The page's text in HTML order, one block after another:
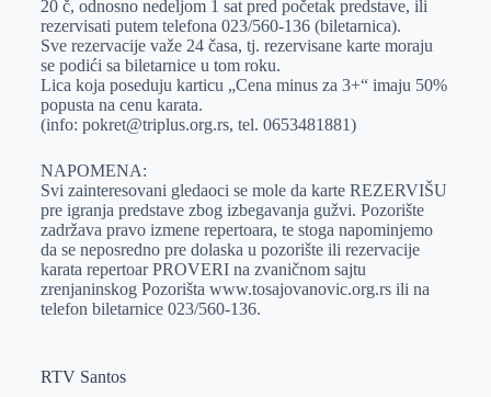
20 č, odnosno nedeljom 1 sat pred početak predstave, ili
rezervisati putem telefona 023/560-136 (biletarnica).
Sve rezervacije važe 24 časa, tj. rezervisane karte moraju
se podići sa biletarnice u tom roku.
Lica koja poseduju karticu „Cena minus za 3+“ imaju 50%
popusta na cenu karata.
(info: pokret@triplus.org.rs, tel. 0653481881)
NAPOMENA:
Svi zainteresovani gledaoci se mole da karte REZERVIŠU
pre igranja predstave zbog izbegavanja gužvi. Pozorište
zadržava pravo izmene repertoara, te stoga napominjemo
da se neposredno pre dolaska u pozorište ili rezervacije
karata repertoar PROVERI na zvaničnom sajtu
zrenjaninskog Pozorišta www.tosajovanovic.org.rs ili na
telefon biletarnice 023/560-136.
RTV Santos